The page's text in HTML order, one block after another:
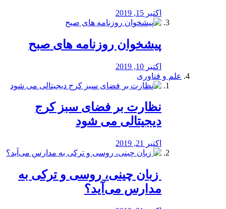
اکتبر 15, 2019
پیشخوان روزنامه های صبح
اکتبر 10, 2019
علم و فناوری
نظارت بر فضای سبز کرج
دیجیتالی می شود
اکتبر 21, 2019
️ زبان چینی، روسی و ترکی به
مدارس می‌آید؟